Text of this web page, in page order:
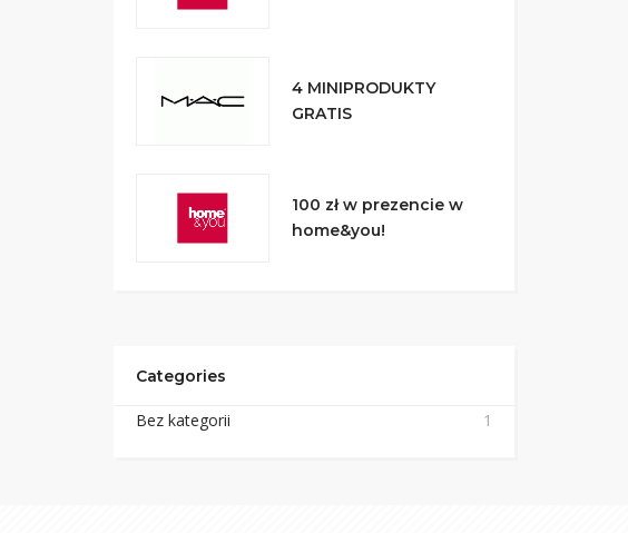
4 MINIPRODUKTY
GRATIS
100 zł w prezencie w
home&you!
Categories
Bez kategorii 1